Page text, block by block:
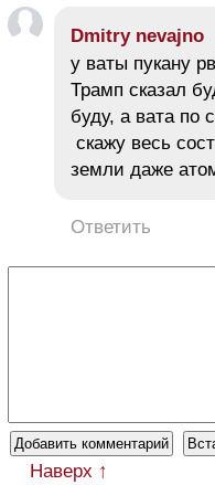
Dmitry nevajno
у ваты пукану
Трамп сказал
буду, а вата по
скажу весь
земли даже
Ответить
Наверх ↑